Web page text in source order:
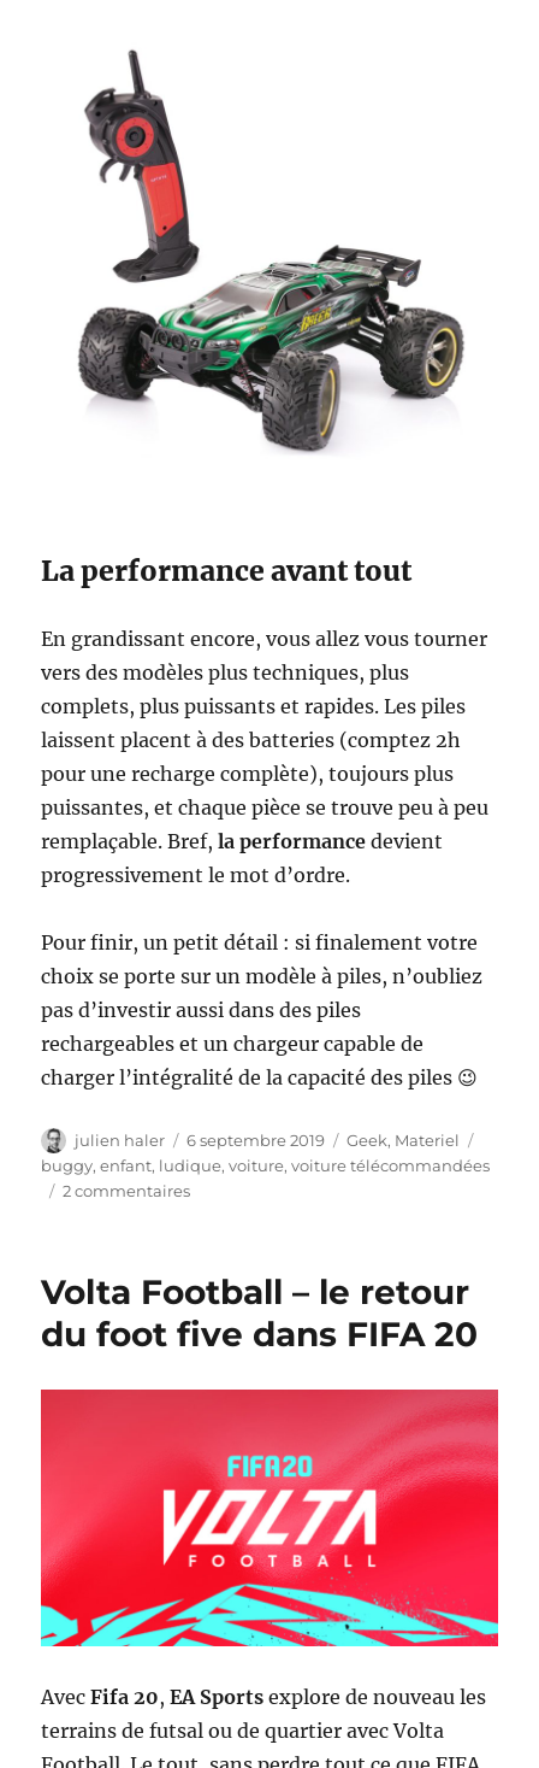
La performance avant tout
En grandissant encore, vous allez vous tourner
vers des modèles plus techniques, plus
complets, plus puissants et rapides. Les piles
laissent placent à des batteries (comptez 2h
pour une recharge complète), toujours plus
puissantes, et chaque pièce se trouve peu à peu
remplaçable. Bref,la performance devient
progressivement le mot d’ordre.
Pour finir, un petit détail : si finalement votre
choix se porte sur un modèle à piles, n’oubliez
pas d’investir aussi dans des piles
rechargeables et un chargeur capable de
charger l’intégralité de la capacité des piles 😉
Auteur
julien haler
Publié
le
6 septembre 2019 Catégories
Geek, Materiel
buggy,enfant, ludique,voiture,voiture télécommandées
2 commentairessur
tout
terrain
choisir
Volta Football – le retour
du foot five dans FIFA 20
AvecFifa 20,EA Sportsexplore de nouveau les
terrains de futsal ou de quartier avec Volta